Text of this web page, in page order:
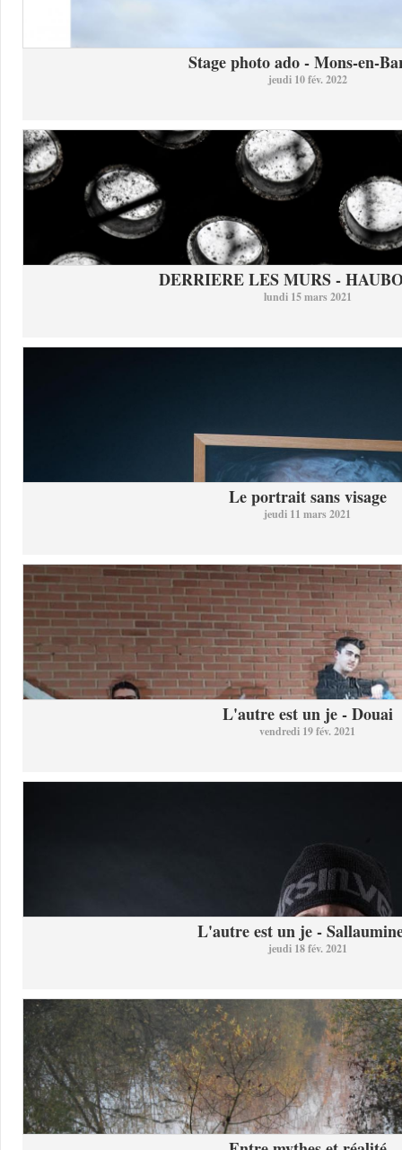
Stage photo ado - Mons-en-
jeudi 10 fév. 2022
DERRIERE LES MURS -
lundi 15 mars 2021
Le portrait sans visage
jeudi 11 mars 2021
L'autre est un je - Douai
vendredi 19 fév. 2021
L'autre est un je -
jeudi 18 fév. 2021